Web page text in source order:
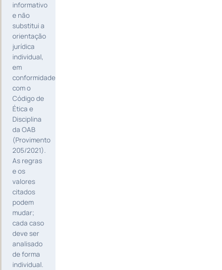
informativo
e não
substitui a
orientação
jurídica
individual,
em
conformidade
com o
Código de
Ética e
Disciplina
da OAB
(Provimento
205/2021).
As regras
e os
valores
citados
podem
mudar;
cada caso
deve ser
analisado
de forma
individual.